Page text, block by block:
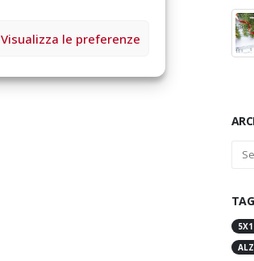
Visualizza le preferenze
TAG